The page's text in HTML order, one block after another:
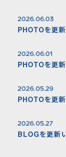
2026.06.03
PHOTOを更新
2026.06.01
PHOTOを更新
2026.05.29
PHOTOを更新
2026.05.27
BLOGを更新